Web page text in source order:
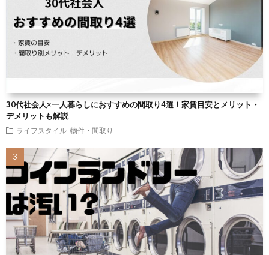
30代社会人×一人暮らしにおすすめの間取り4選！家賃目安とメリット・
デメリットも解説
ライフスタイル 物件・間取り